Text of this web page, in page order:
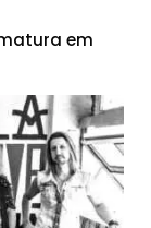
em